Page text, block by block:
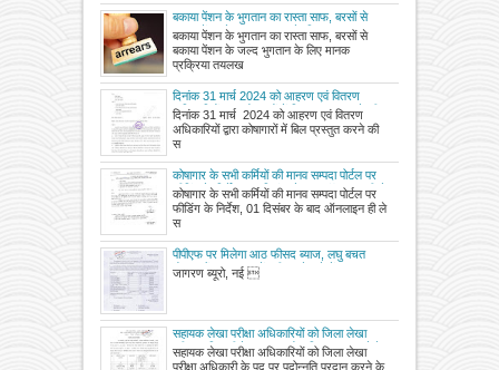
बकाया पेंशन के भुगतान का रास्ता साफ, बरसों से
बकाया पेंशन के जल्द भुगतान के लिए मानक
प्रक्रिया तय
बकाया पेंशन के भुगतान का रास्ता साफ, बरसों से
बकाया पेंशन के जल्द भुगतान के लिए मानक
प्रक्रिया तयलख
दिनांक 31 मार्च 2024 को आहरण एवं वितरण
अधिकारियों द्वारा कोषागारों में बिल प्रस्तुत करने की
समय-सीमा संशोधित
दिनांक 31 मार्च 2024 को आहरण एवं वितरण
अधिकारियों द्वारा कोषागारों में बिल प्रस्तुत करने की
स
कोषागार के सभी कर्मियों की मानव सम्पदा पोर्टल पर
फीडिंग के निर्देश, 01 दिसंबर के बाद ऑनलाइन ही ले
सकेंगे अवकाश।
कोषागार के सभी कर्मियों की मानव सम्पदा पोर्टल पर
फीडिंग के निर्देश, 01 दिसंबर के बाद ऑनलाइन ही ले
स
पीपीएफ पर मिलेगा आठ फीसद ब्याज, लघु बचत
योजनाओं पर ब्याज दरें बढ़ी, आदेश देखें
जागरण ब्यूरो, नई 
सहायक लेखा परीक्षा अधिकारियों को जिला लेखा
परीक्षा अधिकारी के पद पर पदोन्नति प्रदान करने के
सम्‍बन्‍ध में।
सहायक लेखा परीक्षा अधिकारियों को जिला लेखा
परीक्षा अधिकारी के पद पर पदोन्नति प्रदान करने के